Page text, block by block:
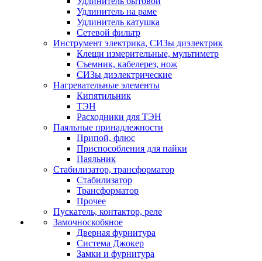
Удлинитель на раме
Удлинитель катушка
Сетевой фильтр
Инструмент электрика, СИЗы диэлектрик
Клещи измерительные, мультиметр
Съемник, кабелерез, нож
СИЗы диэлектрические
Нагревательные элементы
Кипятильник
ТЭН
Расходники для ТЭН
Паяльные принадлежности
Припой, флюс
Приспособления для пайки
Паяльник
Стабилизатор, трансформатор
Стабилизатор
Трансформатор
Прочее
Пускатель, контактор, реле
Замочноскобяное
Дверная фурнитура
Система Джокер
Замки и фурнитура